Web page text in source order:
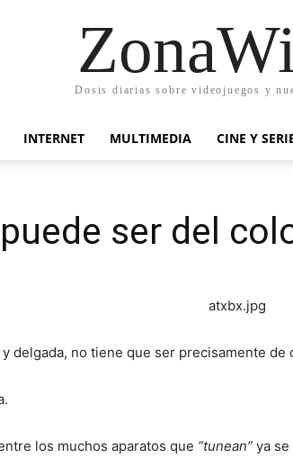
Dosis diarias sobre videojuegos y
INTERNET MULTIMEDIA CINE Y
ser del
y delgada, no tiene que ser precisamente
los muchos aparatos que “tunean” ya